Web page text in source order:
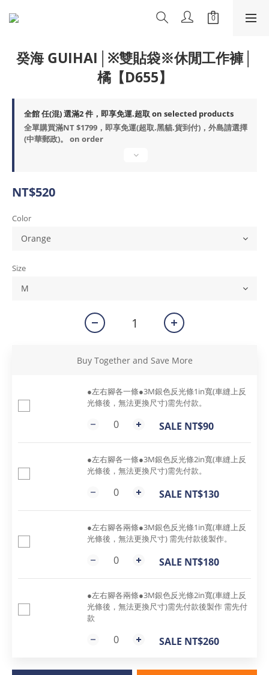
癸海 GUIHAI│※雙貼袋※休閒工作褲│
橘【D655】
全館 任(混) 選滿2 件，即享免運.超取 on selected products
全單購買滿NT $1799，即享免運(超取.黑貓.貨到付)，外島請選擇
(中華郵政)。 on order
NT$520
Color
Size
Buy Together and Save More
●左右腳各一條●3M銀色反光條1in寬(車縫上反
光條後，無法更換尺寸)需先付款。
SALE NT$90
●左右腳各一條●3M銀色反光條2in寬(車縫上反
光條後，無法更換尺寸)需先付款。
SALE NT$130
●左右腳各兩條●3M銀色反光條1in寬(車縫上反
光條後，無法更換尺寸) 需先付款後製作。
SALE NT$180
●左右腳各兩條●3M銀色反光條2in寬(車縫上反
光條後，無法更換尺寸)需先付款後製作 需先付
款
SALE NT$260